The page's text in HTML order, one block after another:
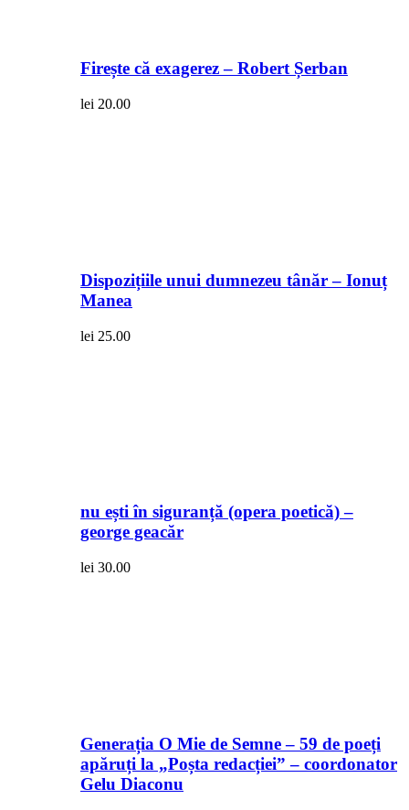
Firește că exagerez – Robert Șerban
lei 20.00
Dispozițiile unui dumnezeu tânăr – Ionuț
Manea
lei 25.00
nu ești în siguranță (opera poetică) –
george geacăr
lei 30.00
Generația O Mie de Semne – 59 de poeți
apăruți la „Poșta redacției” – coordonator
Gelu Diaconu